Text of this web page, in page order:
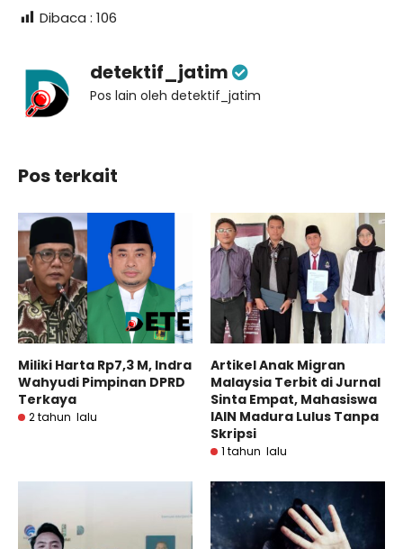
Dibaca : 106
detektif_jatim
Pos lain oleh detektif_jatim
Pos terkait
Miliki Harta Rp7,3 M, Indra
Wahyudi Pimpinan DPRD
Terkaya
2 tahun lalu
Artikel Anak Migran
Malaysia Terbit di Jurnal
Sinta Empat, Mahasiswa
IAIN Madura Lulus Tanpa
Skripsi
1 tahun lalu